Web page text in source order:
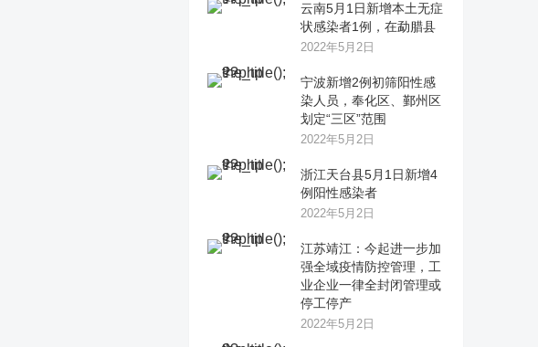
云南5月1日新增本土无症
状感染者1例，在勐腊县
2022年5月2日
宁波新增2例初筛阳性感
染人员，奉化区、鄞州区
划定“三区”范围
2022年5月2日
浙江天台县5月1日新增4
例阳性感染者
2022年5月2日
江苏靖江：今起进一步加
强全域疫情防控管理，工
业企业一律全封闭管理或
停工停产
2022年5月2日